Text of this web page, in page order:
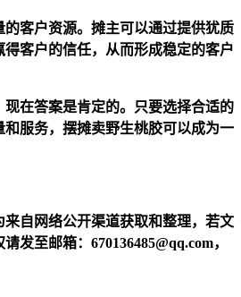
客户资源。摊主可以通过提供犹质
客户的信任，从而形成稳定的客户
在答案是肯定的。只要选择合适的
服务，摆摊卖野生桃胶可以成为一
自网络公开渠道获取和整理，若文
发至邮箱：670136485@qq.com，